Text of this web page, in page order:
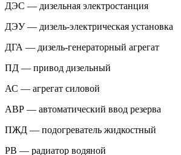
ДЭС — дизельная электростанция
ДЭУ — дизель-электрическая установка
ДГА — дизель-генераторный агрегат
ПД — привод дизельный
АС — агрегат силовой
АВР — автоматический ввод резерва
ПЖД — подогреватель жидкостный
РВ — радиатор водяной